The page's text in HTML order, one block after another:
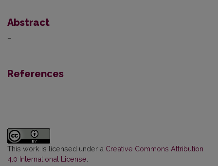
Abstract
–
References
This work is licensed under a Creative Commons Attribution
4.0 International License